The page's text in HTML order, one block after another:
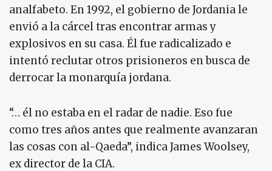
analfabeto. En 1992, el gobierno de Jordania le
envió a la cárcel tras encontrar armas y
explosivos en su casa. Él fue radicalizado e
intentó reclutar otros prisioneros en busca de
derrocar la monarquía jordana.
“… él no estaba en el radar de nadie. Eso fue
como tres años antes que realmente avanzaran
las cosas con al-Qaeda”, indica James Woolsey,
ex director de la CIA.